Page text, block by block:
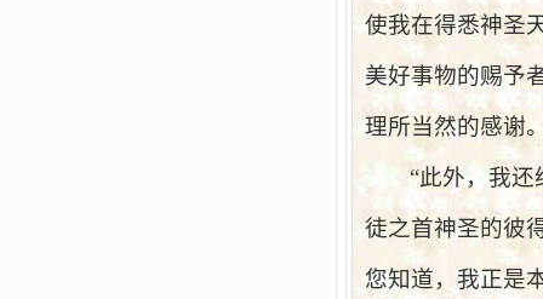
使我在得悉神圣
美好事物的赐予
理所当然的感谢
“此外，我
徒之首神圣的彼
您知道，我正是